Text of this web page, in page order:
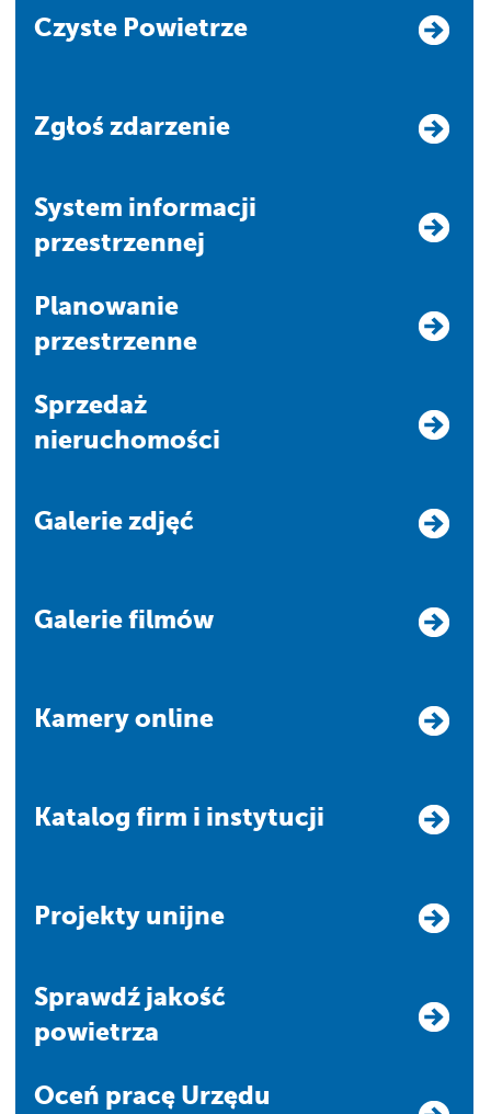
Czyste Powietrze
Zgłoś zdarzenie
system informacji
przestrzennej
Planowanie
przestrzenne
Sprzedaż
nieruchomości
Galerie zdjęć
Galerie filmów
Kamery online
Katalog firm i instytucji
Projekty unijne
Sprawdź jakość
powietrza
Oceń pracę Urzędu